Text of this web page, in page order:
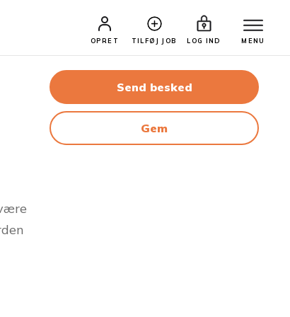
OPRET TILFØJ JOB LOG IND MENU
Send besked
Gem